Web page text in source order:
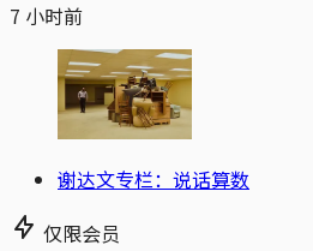
7 小时前
谢达文专栏：说话算数
仅限会员